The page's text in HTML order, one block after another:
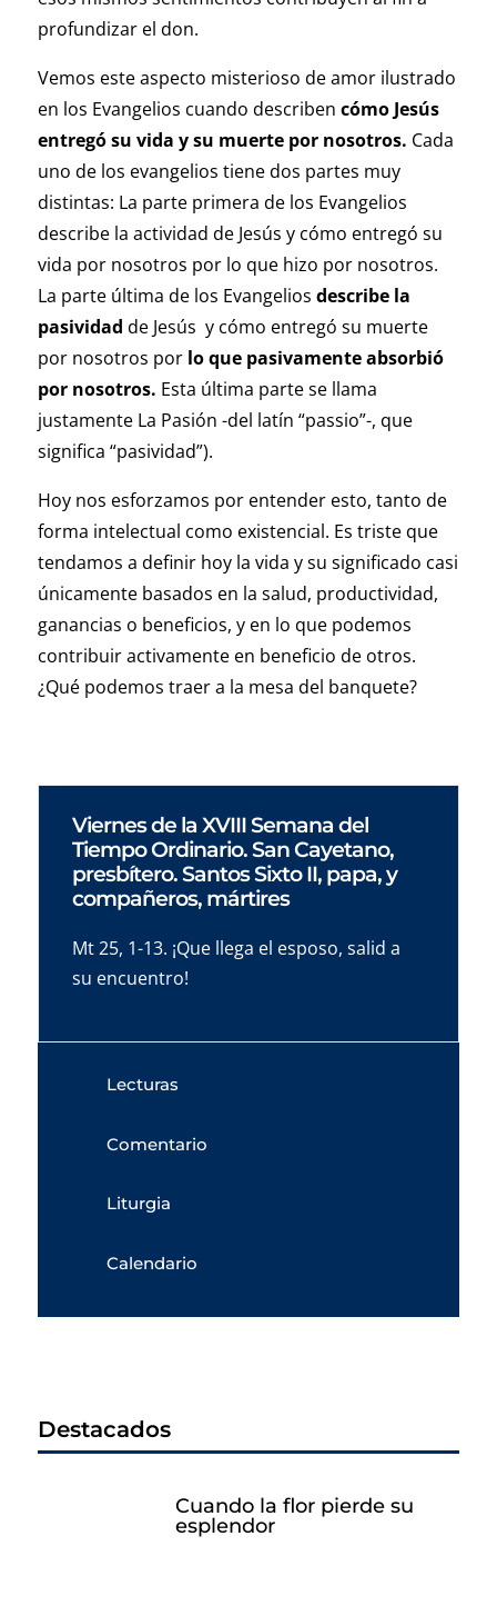
profundizar el don.
Vemos este aspecto misterioso de amor ilustrado
en los Evangelios cuando describen cómo Jesús
entregó su vida y su muerte por nosotros. Cada
uno de los evangelios tiene dos partes muy
distintas: La parte primera de los Evangelios
describe la actividad de Jesús y cómo entregó su
vida por nosotros por lo que hizo por nosotros.
La parte última de los Evangelios describe la
pasividad de Jesús y cómo entregó su muerte
por nosotros por lo que pasivamente absorbió
por nosotros. Esta última parte se llama
justamente La Pasión -del latín “passio”-, que
significa “pasividad”).
Hoy nos esforzamos por entender esto, tanto de
forma intelectual como existencial. Es triste que
tendamos a definir hoy la vida y su significado casi
únicamente basados en la salud, productividad,
ganancias o beneficios, y en lo que podemos
contribuir activamente en beneficio de otros.
¿Qué podemos traer a la mesa del banquete?
Viernes de la XVIII Semana del
Tiempo Ordinario. San Cayetano,
presbítero. Santos Sixto II, papa, y
compañeros, mártires
Mt 25, 1-13. ¡Que llega el esposo, salid a
su encuentro!
Lecturas
Comentario
Liturgia
Calendario
Destacados
Cuando la flor pierde su
esplendor